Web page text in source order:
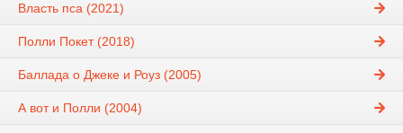
Власть пса (2021)
Полли Покет (2018)
Баллада о Джеке и Роуз (2005)
А вот и Полли (2004)